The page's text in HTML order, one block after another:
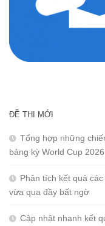
ĐỀ THI MỚI
Tổng hợp những
bảng kỳ World Cup 2026
Phân tích kết quả
vừa qua đầy bất ngờ
Cập nhật nhanh kết